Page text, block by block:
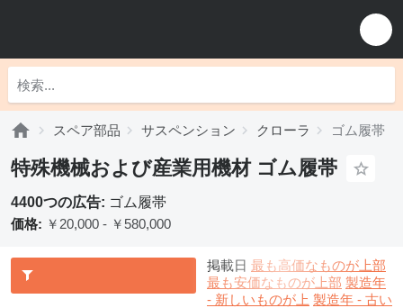
スペア部品 サスペンション クローラ ゴム履帯
特殊機械および産業用機材 ゴム履帯
4400つの広告: ゴム履帯
価格: ￥20,000 - ￥580,000
掲載日 最も高価なものが上部
最も安価なものが上部 製造年
- 新しいものが上 製造年 - 古い